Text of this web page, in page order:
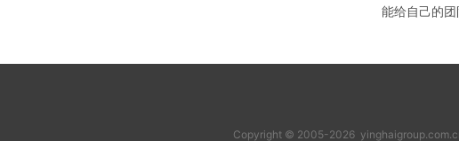
能给自己的团
Copyright © 2005-2026